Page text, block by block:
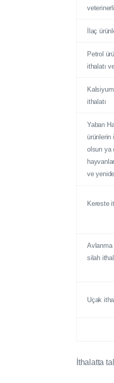
İlaç
Petrol
ithalatı
ithalatı
Yaban
ürünlerin
olsun ya
ve
Kereste
Avlanma
silah
Uçak
İthalatta